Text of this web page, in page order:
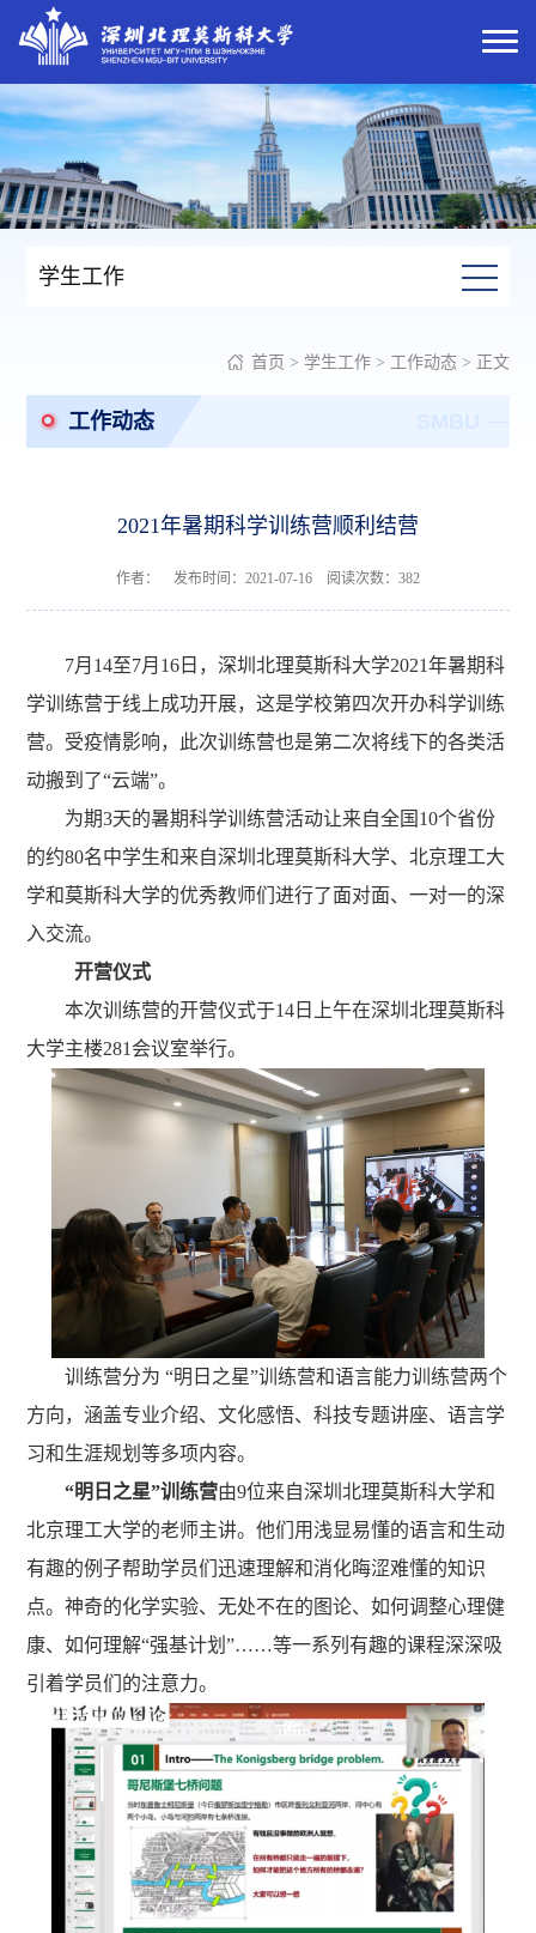
学生工作
首页 > 学生工作> 工作动态> 正文
工作动态
2021年暑期科学训练营顺利结营
作者： 发布时间：2021-07-16 阅读次数： 382
7月 14至7月 16 日，深圳北理莫斯科大学2021年暑期科
学训练营于线上成功开展，这是学校第四次开办科学训练
营。受疫情影响，此次训练营也是第二次将线下的各类活
动搬到了“云端”。
为期3天的暑期科学训练营活动让来自全国 10个省份
的约80名中学生和来自深圳北理莫斯科大学、北京理工大
学和莫斯科大学的优秀教师们进行了面对面、一对一的深
入交流。
开营仪式
本次训练营的开营仪式于14 日上午在深圳北理莫斯科
大学主楼281 会议室举行。
训练营分为 “明日之星”训练营和语言能力训练营两个
方向，涵盖专业介绍、文化感悟、科技专题讲座、语言学
习和生涯规划等多项内容。
“明日之星”训练营由9位来自深圳北理莫斯科大学和
北京理工大学的老师主讲。他们用浅显易懂的语言和生动
有趣的例子帮助学员们迅速理解和消化晦涩难懂的知识
点。神奇的化学实验、无处不在的图论、如何调整心理健
康、如何理解“强基计划”……等一系列有趣的课程深深吸
引着学员们的注意力。